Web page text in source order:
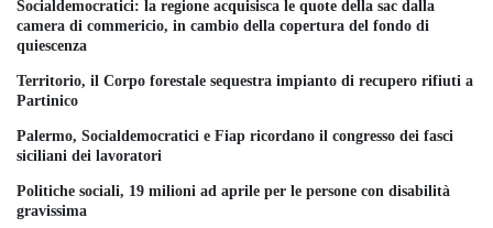
Socialdemocratici: la regione acquisisca le quote della sac dalla
camera di commericio, in cambio della copertura del fondo di
quiescenza
Territorio, il Corpo forestale sequestra impianto di recupero rifiuti a
Partinico
Palermo, Socialdemocratici e Fiap ricordano il congresso dei fasci
siciliani dei lavoratori
Politiche sociali, 19 milioni ad aprile per le persone con disabilità
gravissima